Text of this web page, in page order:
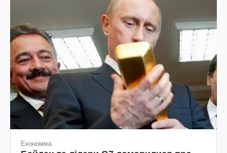
Економіка